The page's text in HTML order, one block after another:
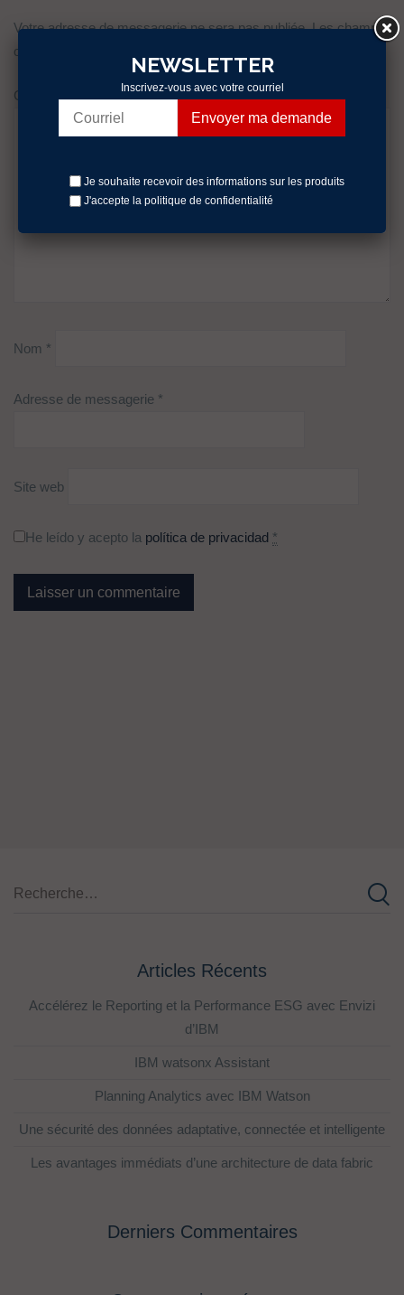
Votre adresse de messagerie ne sera pas publiée.Les champs
obligatoires sont indiqués avec
Commentaire
Nom *
Adresse de messagerie *
Site web
He leído y acepto la política de privacidad *
Articles Récents
Accélérez le Reporting et la Performance ESG avec Envizi
d’IBM
IBM watsonx Assistant
Planning Analytics avec IBM Watson
Une sécurité des données adaptative, connectée et intelligente
Les avantages immédiats d’une architecture de data fabric
Derniers Commentaires
NEWSLETTER
Inscrivez-vous avec votre courriel
Je souhaite recevoir des informations sur les produits
J'accepte la politique de confidentialité